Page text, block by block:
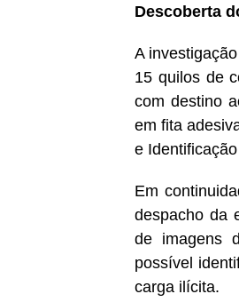
Descoberta
A
15 quilos de
com destino
em fita
e
Em
despacho da
de imagens
possível
carga ilícita.